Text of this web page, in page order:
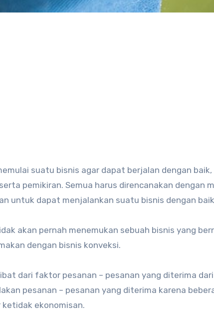
suatu bisnis agar dapat berjalan dengan
pemikiran. Semua harus direncanakan dengan
untuk dapat menjalankan suatu bisnis dengan
akan pernah menemukan sebuah bisnis yang
dengan bisnis konveksi.
dari faktor pesanan – pesanan yang diterima
pesanan – pesanan yang diterima karena
ekonomisan.